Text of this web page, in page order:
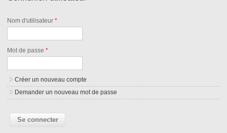
Nom d'utilisateur*
Mot de passe*
Créer un nouveau compte
Demander un nouveau mot de passe